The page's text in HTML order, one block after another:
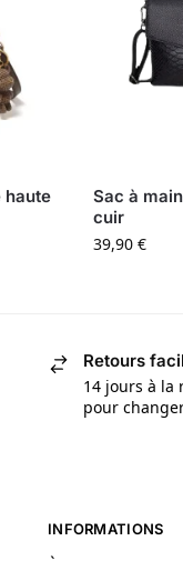
haute
Sac à
cuir
39,90 €
Retours
14 jours à la
pour
INFORMATIONS